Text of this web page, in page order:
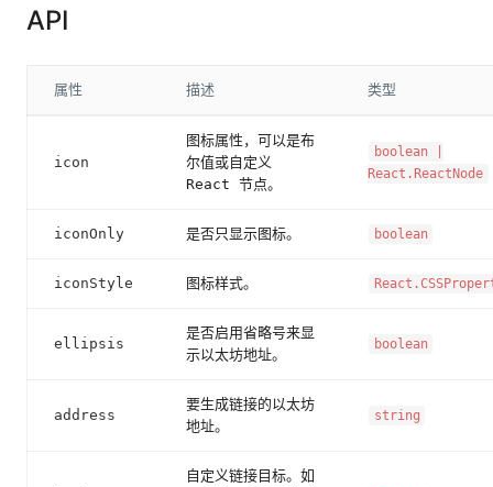
API
属性 描述 类型
icon
图标属性，可以是布
尔值或自定义
React 节点。
boolean |
React.ReactNode
iconOnly 是否只显示图标。 boolean
iconStyle 图标样式。
ellipsis
是否启用省略号来显
示以太坊地址。
boolean
address
要生成链接的以太坊
地址。
string
自定义链接目标。如